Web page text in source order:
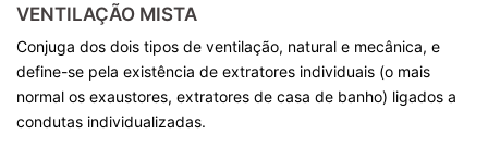
VENTILAÇÃO MISTA
Conjuga dos dois tipos de ventilação, natural e mecânica, e
define-se pela existência de extratores individuais (o mais
normal os exaustores, extratores de casa de banho) ligados a
condutas individualizadas.